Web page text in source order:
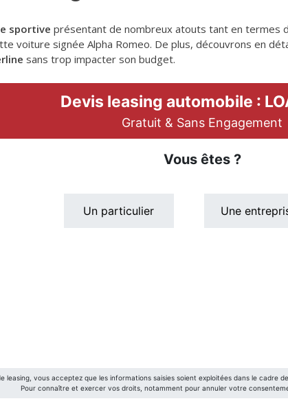
sportive présentant de nombreux atouts tant en termes
voiture signée Alpha Romeo. De plus, découvrons en
sans trop impacter son budget.